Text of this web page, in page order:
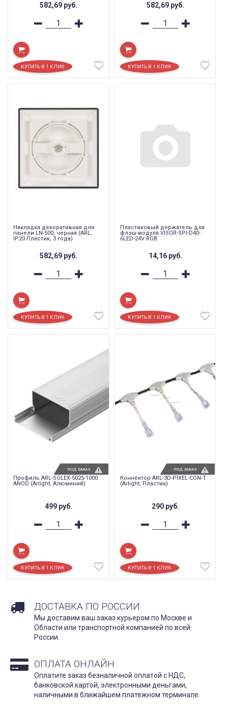
582,69 руб. 582,69 руб.
Накладка декоративная для
панели LN-500, черная (ARL,
IP20 Пластик, 3 года)
582,69 руб.
Пластиковый держатель для
флэш-модуля VISOR-SPI-D40-
6LED-24V RGB
14,16 руб.
Профиль ARL-SOLEX-5025-1000
ANOD (Arlight, Алюминий)
499 руб.
ПОД ЗАКАЗ
Коннектор ARL-3D-PIXEL-CON-T
(Arlight, Пластик)
290 руб.
ПОД ЗАКАЗ
ДОСТАВКА ПО РОССИИ
Мы доставим ваш заказ курьером по Москве и
Области или транспортной компанией по всей
России.
ОПЛАТА ОНЛАЙН
Оплатите заказ безналичной оплатой с НДС,
банковской картой, электронными деньгами,
наличными в ближайшем платежном терминале.